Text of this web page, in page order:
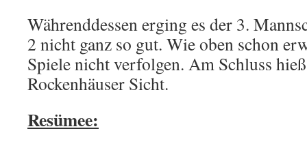
Währenddessen erging es der 3.
2 nicht ganz so gut. Wie oben schon
Spiele nicht verfolgen. Am Schluss
Rockenhäuser Sicht.
Resümee: